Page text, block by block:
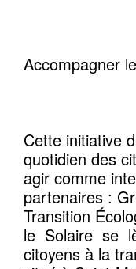
Accompagner
Cette initiative
quotidien des
agir comme
partenaires :
Transition
le Solaire se
citoyens à la